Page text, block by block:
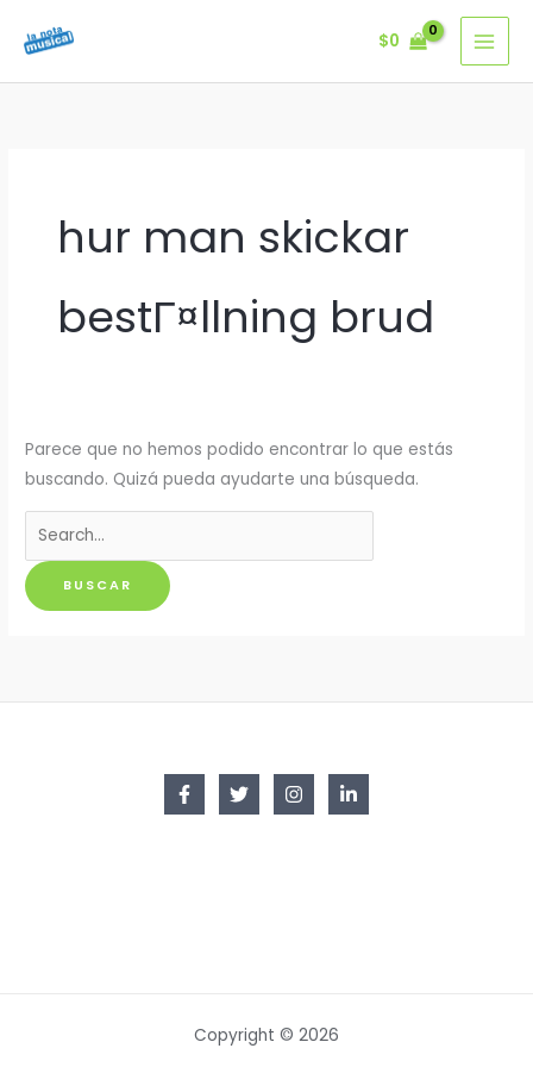
$0
hur man skickar
bestГ¤llning brud
Parece que no hemos podido encontrar lo que estás
buscando. Quizá pueda ayudarte una búsqueda.
Buscar
por:
Copyright © 2026